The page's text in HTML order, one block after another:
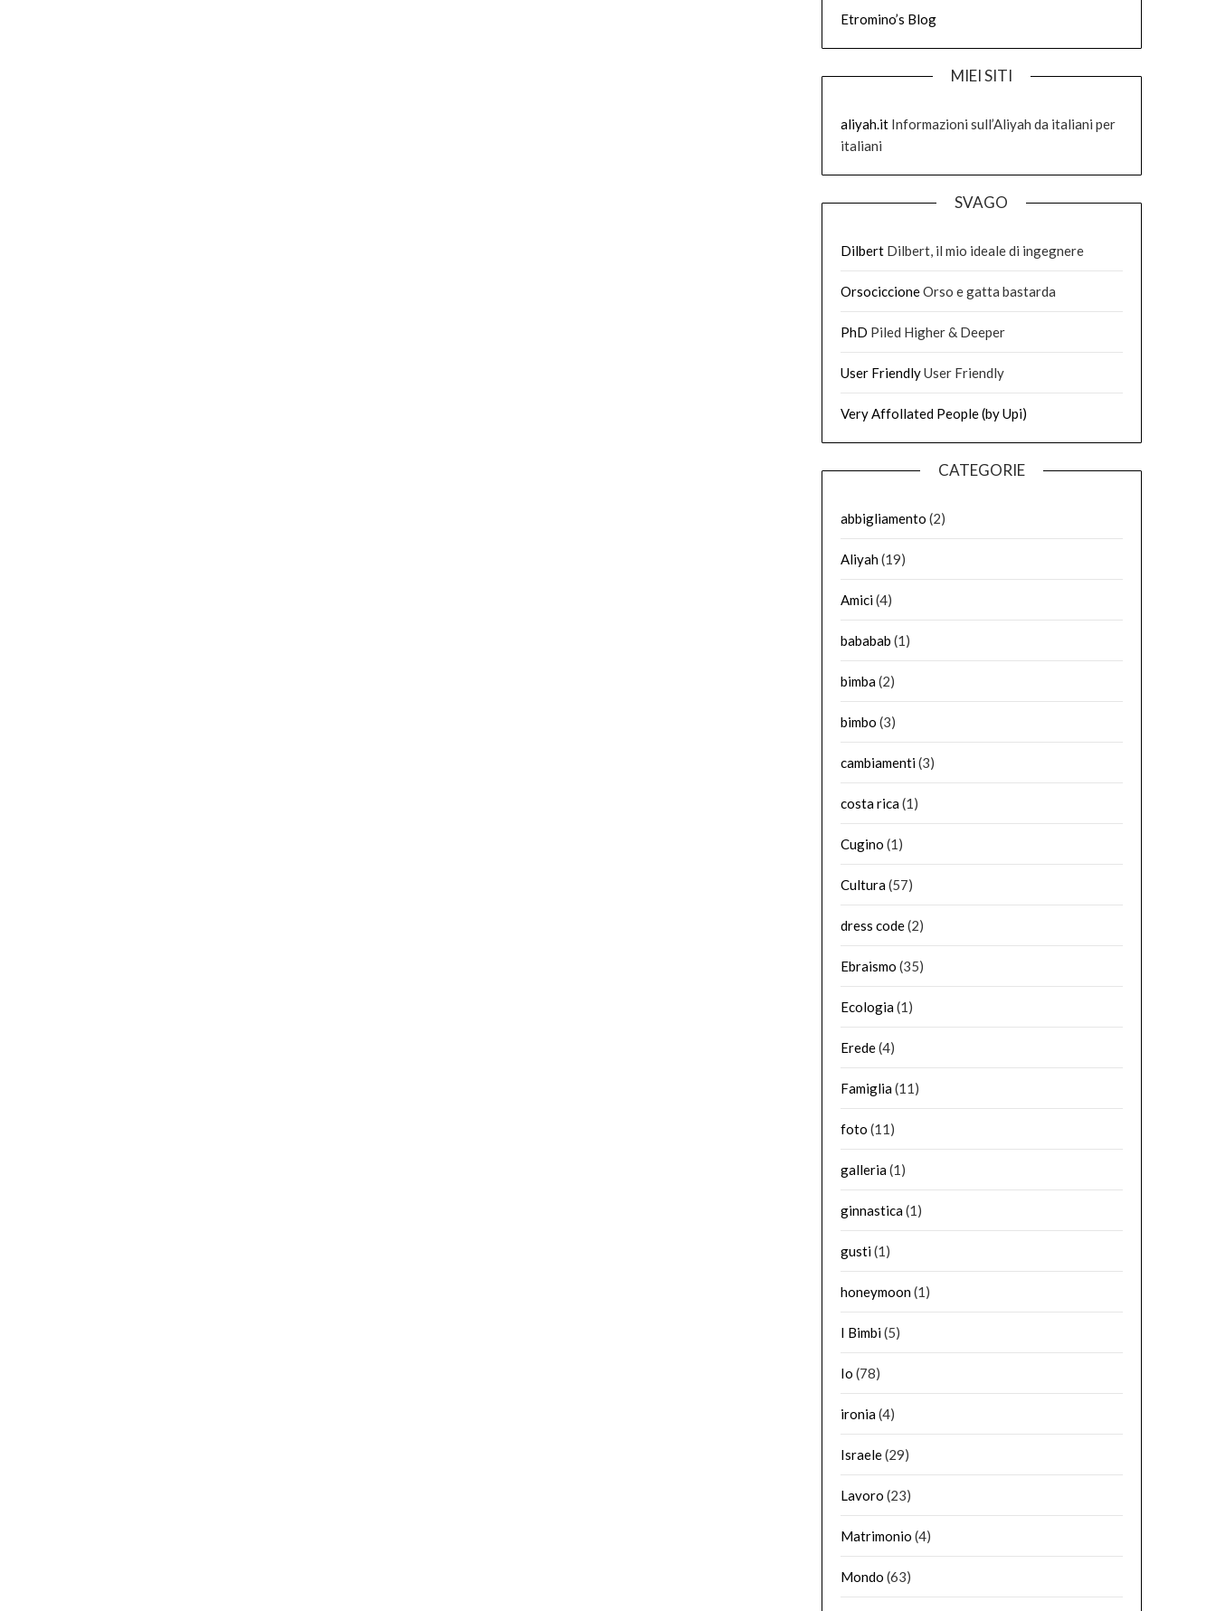
Etromino’s Blog
MIEI SITI
aliyah.itInformazioni sull’Aliyah da italiani per
italiani
SVAGO
DilbertDilbert, il mio ideale di ingegnere
OrsociccioneOrso e gatta bastarda
PhD Piled Higher & Deeper
User FriendlyUser Friendly
Very Affollated People (by Upi)
CATEGORIE
abbigliamento (2)
Aliyah(19)
Amici(4)
bababab (1)
bimba(2)
bimbo (3)
cambiamenti(3)
costa rica(1)
Cugino (1)
Cultura(57)
dress code(2)
Ebraismo (35)
Ecologia(1)
Erede(4)
Famiglia(11)
foto (11)
galleria(1)
ginnastica(1)
gusti(1)
honeymoon(1)
I Bimbi(5)
Io (78)
ironia(4)
Israele(29)
Lavoro (23)
Matrimonio (4)
Mondo (63)